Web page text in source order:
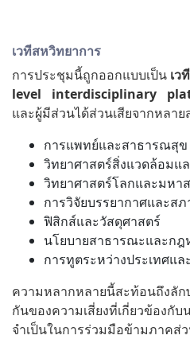
เวทีสหวิทยาการ
การประชุมนี้ถูกออกแบบเป็น เว
level interdisciplinary
และผู้มีส่วนได้ส่วนเสียจากหลาย
การแพทย์และสาธารณสุข
วิทยาศาสตร์สิ่งแวดล้อมแ
วิทยาศาสตร์โลกและมหา
การวิจัยบรรยากาศและส
ฟิสิกส์และวัสดุศาสตร์
นโยบายสาธารณะและกฎ
การทูตระหว่างประเทศแ
ความหลากหลายนี้สะท้อนถึงลั
กันของความเสี่ยงที่เกี่ยวข้อง
จำเป็นในการร่วมมือข้ามภาคส่